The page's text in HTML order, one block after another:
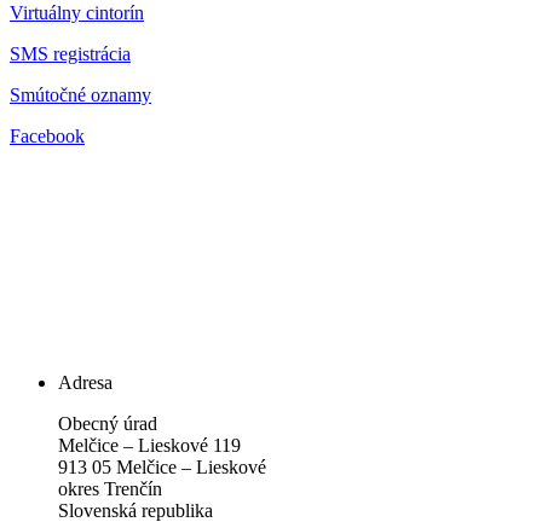
Virtuálny cintorín
SMS registrácia
Smútočné oznamy
Facebook
Adresa
Obecný úrad
Melčice – Lieskové 119
913 05 Melčice – Lieskové
okres Trenčín
Slovenská republika